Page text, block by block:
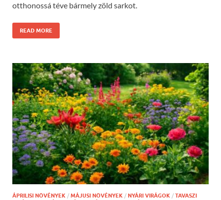
otthonossá téve bármely zöld sarkot.
READ MORE
ÁPRILISI NÖVÉNYEK / MÁJUSI NÖVÉNYEK / NYÁRI VIRÁGOK / TAVASZI